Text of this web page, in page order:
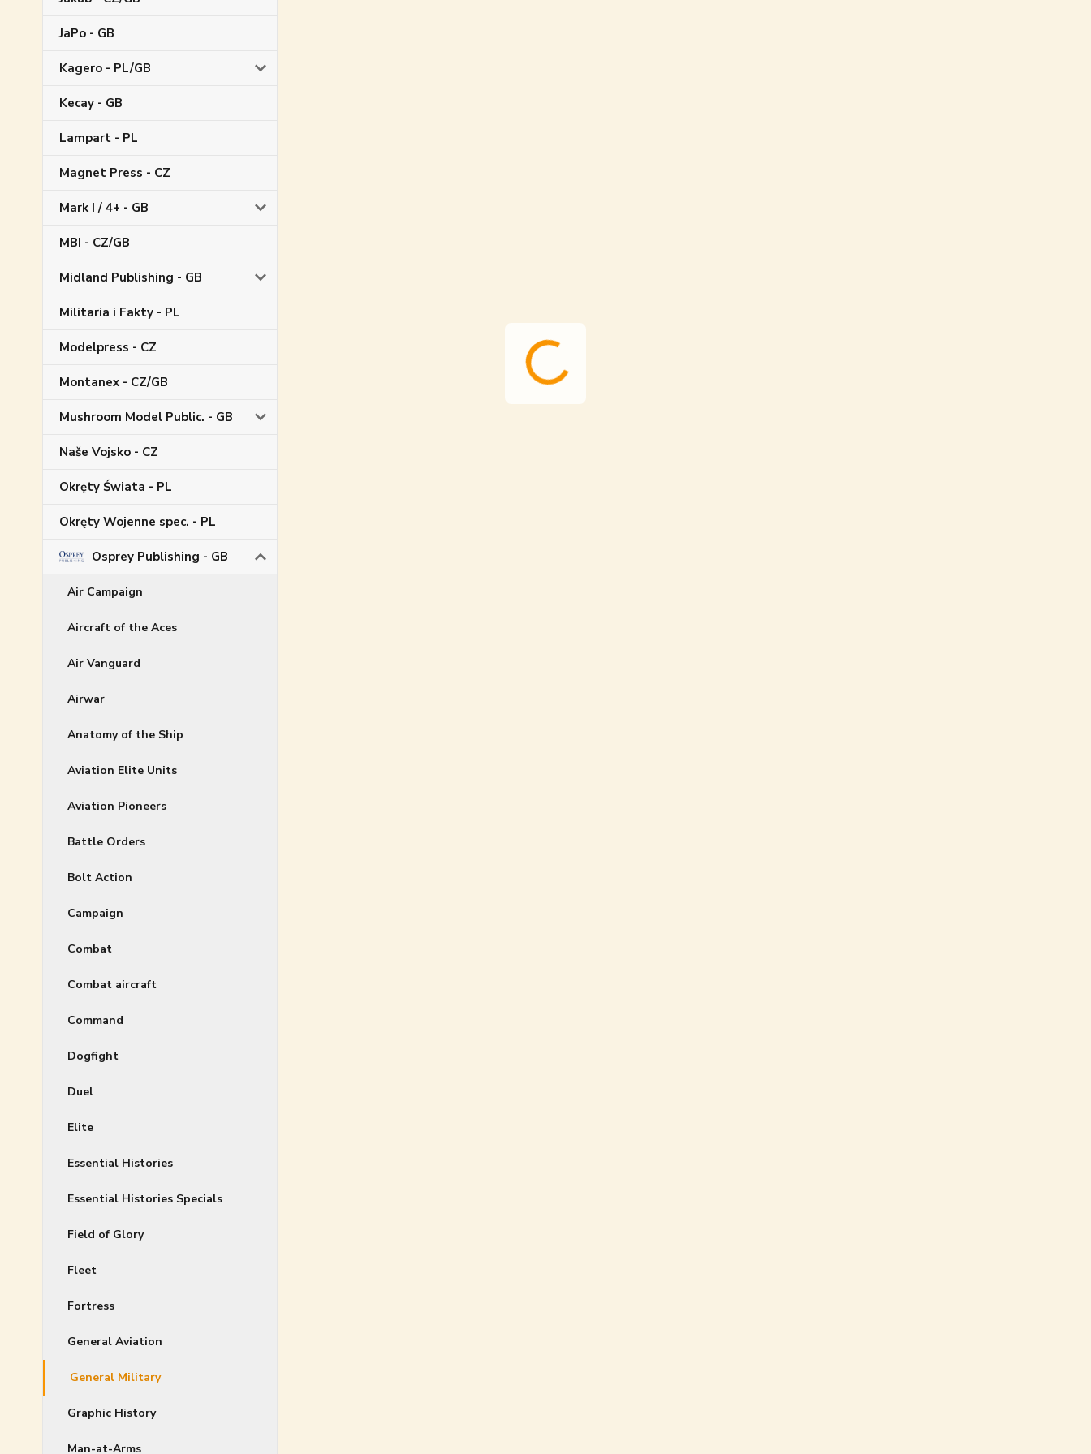
JaPo - GB
Kagero - PL/GB
Kecay - GB
Lampart - PL
Magnet Press - CZ
Mark I / 4+ - GB
MBI - CZ/GB
Midland Publishing - GB
Militaria i Fakty - PL
Modelpress - CZ
Montanex - CZ/GB
Mushroom Model Public. - GB
Naše Vojsko - CZ
Okręty Świata - PL
Okręty Wojenne spec. - PL
Osprey Publishing - GB
Air Campaign
Aircraft of the Aces
Air Vanguard
Airwar
Anatomy of the Ship
Aviation Elite Units
Aviation Pioneers
Battle Orders
Bolt Action
Campaign
Combat
Combat aircraft
Command
Dogfight
Duel
Elite
Essential Histories
Essential Histories Specials
Field of Glory
Fleet
Fortress
General Aviation
General Military
Graphic History
Man-at-Arms